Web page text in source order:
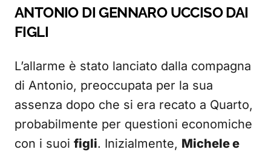
ANTONIO DI GENNARO UCCISO DAI
FIGLI
L’allarme è stato lanciato dalla compagna
di Antonio, preoccupata per la sua
assenza dopo che si era recato a Quarto,
probabilmente per questioni economiche
con i suoi figli. Inizialmente, Michele e